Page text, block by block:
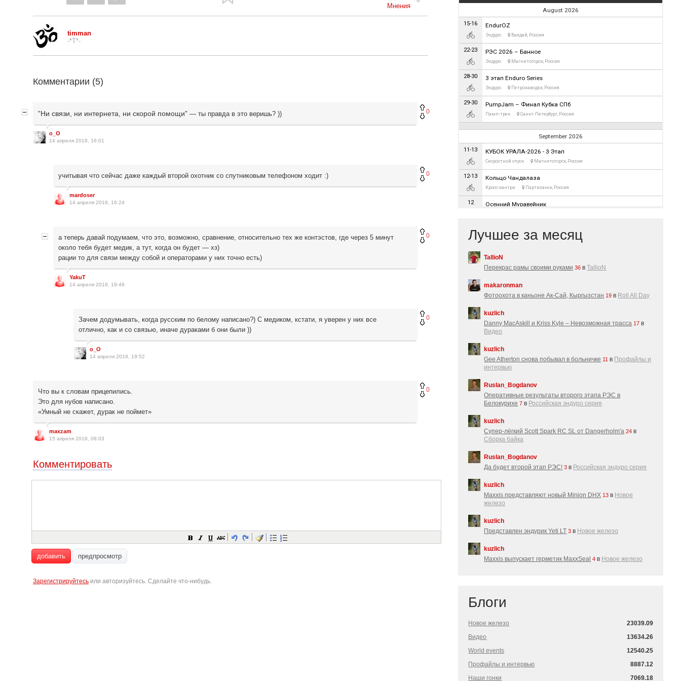
Мнения
timman
-*T*-
Комментарии (5)
0
"Ни связи, ни интернета, ни скорой помощи" — ты правда в это веришь? ))
o_O
14 апреля 2018, 16:01
0
учитывая что сейчас даже каждый второй охотник со спутниковым телефоном ходит :)
mardoser
14 апреля 2018, 16:24
0
а теперь давай подумаем, что это, возможно, сравнение, относительно тех же контэстов, где через 5 минут
около тебя будет медик, а тут, когда он будет — хз)
рации то для связи между собой и операторами у них точно есть)
YakuT
14 апреля 2018, 19:49
0
Зачем додумывать, когда русским по белому написано?) С медиком, кстати, я уверен у них все
отлично, как и со связью, иначе дураками б они были ))
o_O
14 апреля 2018, 19:52
0
Что вы к словам прицепились.
Это для нубов написано.
«Умный не скажет, дурак не поймет»
maxzam
15 апреля 2018, 08:03
Комментировать
добавить предпросмотр
Зарегистрируйтесь или авторизуйтесь. Сделайте что-нибудь.
Лучшее за месяц
TallioN
Перекрас рамы своими руками 36 вTallioN
makaronman
Фотоохота в каньоне Ак-Cай, Кыргызстан 19 в Roll All Day
kuzlich
Danny MacAskill и Kriss Kyle – Невозможная трасса 17 в
Видео
kuzlich
Gee Atherton снова побывал в больничке 11 в Профайлы и
интервью
Ruslan_Bogdanov
Оперативные результаты второго этапа РЭС в
Белокурихе 7 в Российская эндуро серия
kuzlich
Супер-лёгкий Scott Spark RC SL от Dangerholm'a 24 в
Сборка байка
Ruslan_Bogdanov
Да будет второй этап РЭС! 3 в Российская эндуро серия
kuzlich
Maxxis представляют новый Minion DHX 13 в Новое
железо
kuzlich
Представлен эндурик Yeti LT 3 в Новое железо
kuzlich
Maxxis выпускает герметик MaxxSeal 4 в Новое железо
Блоги
Новое железо
23039.09
Видео
13634.26
World events
12540.25
Профайлы и интервью
8887.12
Наши гонки
7069.18